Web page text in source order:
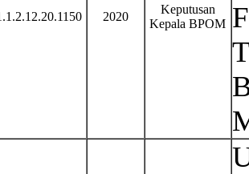
2020
Keputusan
Kepala BPOM